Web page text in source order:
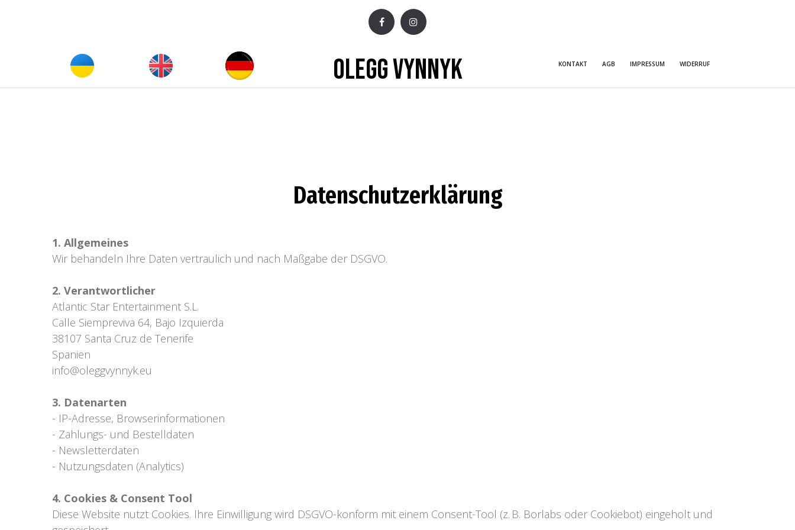
OLEGG VYNNYK KONTAKT AGB IMPRESSUM WIDERRUF
Datenschutzerklärung
1. Allgemeines
Wir behandeln Ihre Daten vertraulich und nach Maßgabe der DSGVO.
2. Verantwortlicher
Atlantic Star Entertainment S.L.
Calle Siempreviva 64, Bajo Izquierda
38107 Santa Cruz de Tenerife
Spanien
info@oleggvynnyk.eu
3. Datenarten
- IP-Adresse, Browserinformationen
- Zahlungs- und Bestelldaten
- Newsletterdaten
- Nutzungsdaten (Analytics)
4. Cookies & Consent Tool
Diese Website nutzt Cookies. Ihre Einwilligung wird DSGVO-konform mit einem Consent-Tool (z. B. Borlabs oder Cookiebot) eingeholt und